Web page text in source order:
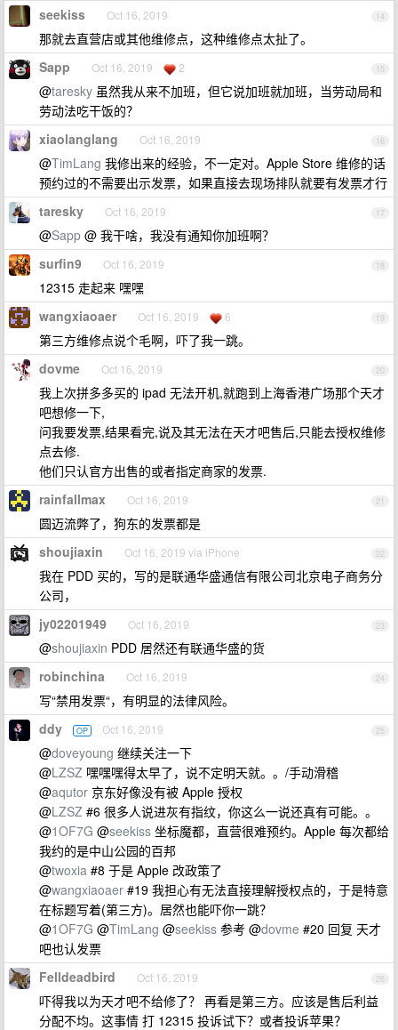
14
seekiss Oct 16, 2019
那就去直营店或其他维修点，这种维修点太扯了。
15
Sapp Oct 16, 2019 2
@taresky 虽然我从来不加班，但它说加班就加班，当劳动局和
劳动法吃干饭的？
16
xiaolanglang Oct 16, 2019
@TimLang 我修出来的经验，不一定对。Apple Store 维修的话
预约过的不需要出示发票，如果直接去现场排队就要有发票才行
17
taresky Oct 16, 2019
@Sapp @ 我干啥，我没有通知你加班啊？
18
surfin9 Oct 16, 2019
12315 走起来 嘿嘿
19
wangxiaoaer Oct 16, 2019 6
第三方维修点说个毛啊，吓了我一跳。
20
dovme Oct 16, 2019
我上次拼多多买的 ipad 无法开机,就跑到上海香港广场那个天才
吧想修一下,
问我要发票,结果看完,说及其无法在天才吧售后,只能去授权维修
点去修.
他们只认官方出售的或者指定商家的发票.
21
rainfallmax Oct 16, 2019
圆迈流弊了，狗东的发票都是
22
shoujiaxin Oct 16, 2019 via iPhone
我在 PDD 买的，写的是联通华盛通信有限公司北京电子商务分
公司，
23
jy02201949 Oct 16, 2019
@shoujiaxin PDD 居然还有联通华盛的货
24
robinchina Oct 16, 2019
写“禁用发票“，有明显的法律风险。
25
ddy OP Oct 16, 2019
@doveyoung 继续关注一下
@LZSZ 嘿嘿嘿得太早了，说不定明天就。。/手动滑稽
@aqutor 京东好像没有被 Apple 授权
@LZSZ #6 很多人说进灰有指纹，你这么一说还真有可能。。
@1OF7G @seekiss 坐标魔都，直营很难预约。Apple 每次都给
我约的是中山公园的百邦
@twoxia #8 于是 Apple 改政策了
@wangxiaoaer #19 我担心有无法直接理解授权点的，于是特意
在标题写着(第三方)。居然也能吓你一跳？
@1OF7G @TimLang @seekiss 参考 @dovme #20 回复 天才
吧也认发票
26
Felldeadbird Oct 16, 2019
吓得我以为天才吧不给修了？ 再看是第三方。应该是售后利益
分配不均。这事情 打 12315 投诉试下？或者投诉苹果？